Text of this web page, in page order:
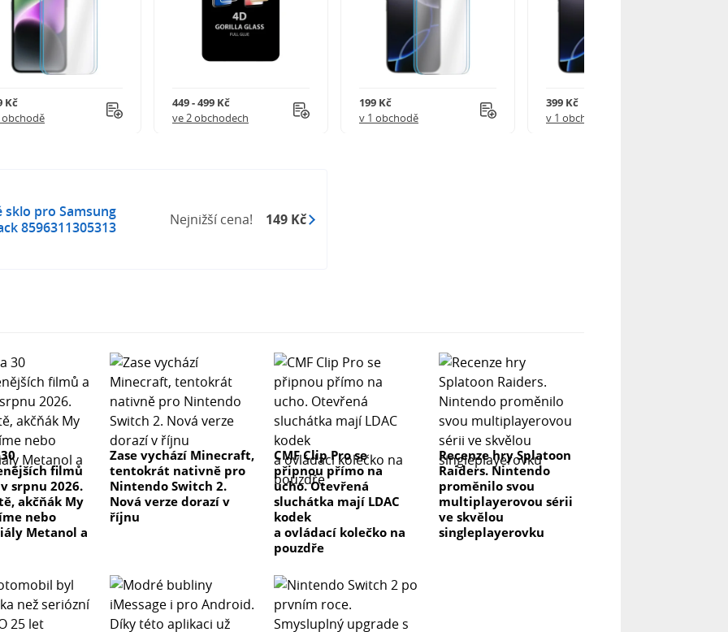
Kč
obchodě
449 - 499 Kč
ve 2 obchodech
199 Kč
v 1 obchodě
399 Kč
v 1 obchodě
sklo pro Samsung
8596311305313
Nejnižší cena! 149 Kč
filmů
srpnu 2026.
akčňák My
nebo
Metanol a
Zase vychází Minecraft,
tentokrát nativně pro
Nintendo Switch 2.
Nová verze dorazí v
říjnu
CMF Clip Pro se
připnou přímo na
ucho. Otevřená
sluchátka mají LDAC
kodek
a ovládací kolečko na
pouzdře
Recenze hry Splatoon
Raiders. Nintendo
proměnilo svou
multiplayerovou sérii
ve skvělou
singleplayerovku